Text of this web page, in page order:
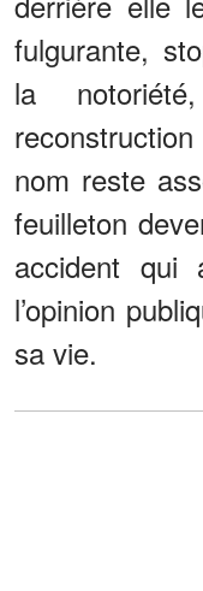
fulgurante,
la
nom reste
feuilleton
accident qui
l’opinion
sa vie.